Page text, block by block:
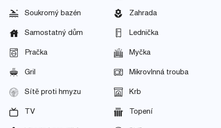
Soukromý bazén Zahrada
Samostatný dům Lednička
Pračka Myčka
Gril Mikrovlnná trouba
Sítě proti hmyzu Krb
TV Topení